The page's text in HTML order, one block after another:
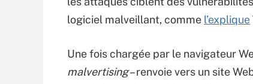
logiciel malveillant, comme l’explique
Une fois chargée par le navigateur
malvertising– renvoie vers un site